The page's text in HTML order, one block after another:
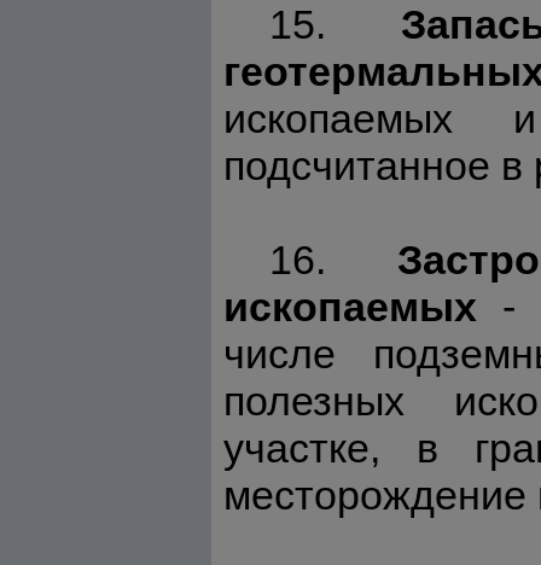
15.
ископаемых
подсчитанное в
16.
ископаемых -
числе
полезных
участке, в
месторождение